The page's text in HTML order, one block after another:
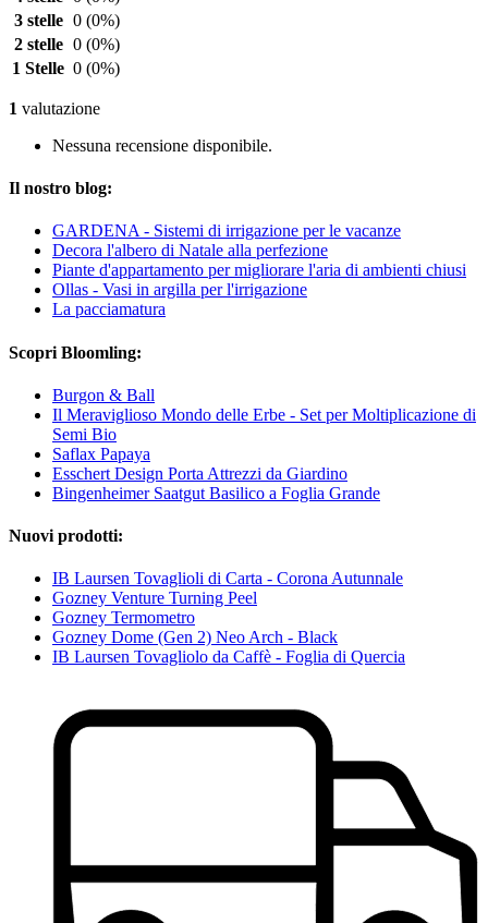
3 stelle 0 (0%)
2 stelle 0 (0%)
1 Stelle 0 (0%)
1 valutazione
Nessuna recensione disponibile.
Il nostro blog:
GARDENA - Sistemi di irrigazione per le vacanze
Decora l'albero di Natale alla perfezione
Piante d'appartamento per migliorare l'aria di ambienti chiusi
Ollas - Vasi in argilla per l'irrigazione
La pacciamatura
Scopri Bloomling:
Burgon & Ball
Il Meraviglioso Mondo delle Erbe - Set per Moltiplicazione di
Semi Bio
Saflax Papaya
Esschert Design Porta Attrezzi da Giardino
Bingenheimer Saatgut Basilico a Foglia Grande
Nuovi prodotti:
IB Laursen Tovaglioli di Carta - Corona Autunnale
Gozney Venture Turning Peel
Gozney Termometro
Gozney Dome (Gen 2) Neo Arch - Black
IB Laursen Tovagliolo da Caffè - Foglia di Quercia